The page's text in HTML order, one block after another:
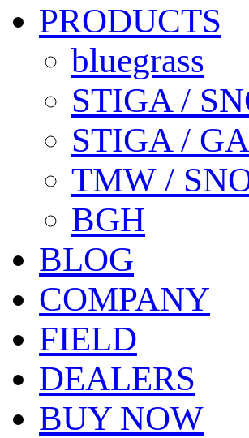
PRODUCTS
bluegrass
STIGA /
STIGA /
TMW /
BGH
BLOG
COMPANY
FIELD
DEALERS
BUY NOW